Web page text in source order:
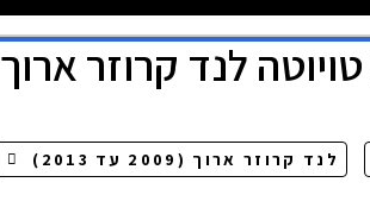
טויוטה לנד קרוזר ארוך